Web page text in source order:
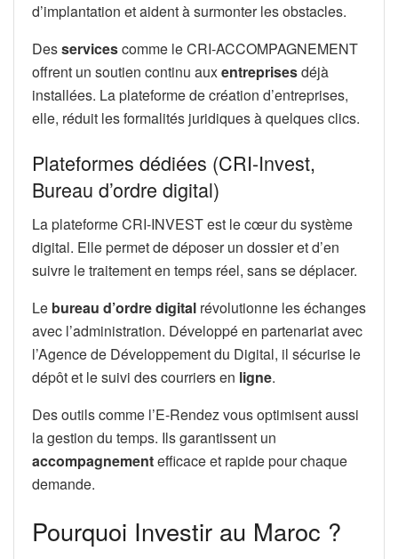
d’implantation et aident à surmonter les obstacles.
Desservicescomme le CRI-ACCOMPAGNEMENT
offrent un soutien continu auxentreprisesdéjà
installées. La plateforme de création d’entreprises,
elle, réduit les formalités juridiques à quelques clics.
Plateformes dédiées (CRI-Invest,
Bureau d’ordre digital)
La plateforme CRI-INVEST est le cœur du système
digital. Elle permet de déposer un dossier et d’en
suivre le traitement en temps réel, sans se déplacer.
Le bureau d’ordre digital révolutionne les échanges
avec l’administration. Développé en partenariat avec
l’Agence de Développement du Digital, il sécurise le
dépôt et le suivi des courriers en ligne.
Des outils comme l’E-Rendez vous optimisent aussi
la gestion du temps. Ils garantissent un
accompagnementefficace et rapide pour chaque
demande.
Pourquoi Investir au Maroc ?